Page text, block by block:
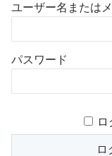
ユーザー名または
パスワード